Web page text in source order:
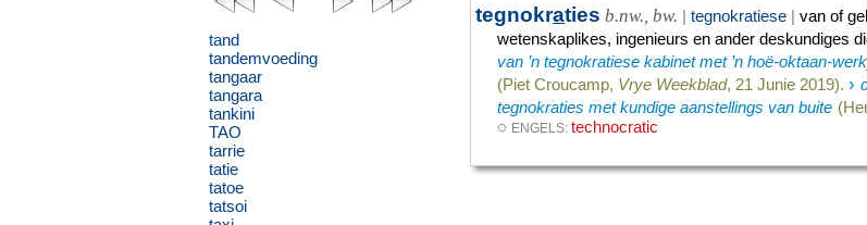
tegnokraties b.nw., bw. |tegnokratiese | van of
wetenskaplikes, ingenieurs en ander deskundiges
van ’n tegnokratiese kabinet met ’n hoë-oktaan-
(Piet Croucamp, Vrye Weekblad, 21 Junie 2019). ›
tegnokraties met kundige aanstellings van buite
◌ ENGELS:technocratic
tand
tandemvoeding
tangaar
tangara
tankini
TAO
tarrie
tatie
tatoe
tatsoi